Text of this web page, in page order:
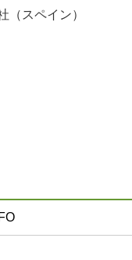
（スペイン）